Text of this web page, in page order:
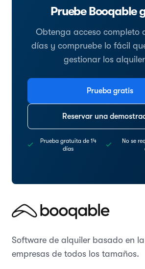
Pruebe Booqable
Obtenga acceso completo
días y compruebe lo fácil
gestionar los
Prueba gratis
Reservar una
Prueba gratuita de 14
días
No se
Software de alquiler basado en
empresas de todos los tamaños.